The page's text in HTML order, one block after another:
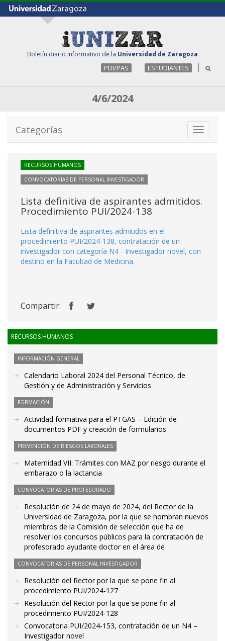
Boletín diario informativo de la Universidad de Zaragoza
PDI/PAS ESTUDIANTES
4/6/2024
Toggle
Categorías
RECURSOS HUMANOS
CONVOCATORIAS DE PERSONAL INVESTIGADOR
Lista definitiva de aspirantes admitidos.
Procedimiento PUI/2024-138
Lista definitiva de aspirantes admitidos en el
procedimiento PUI/2024-138, contratación de un
investigador con categoría N4 - Investigador novel, con
destino en la Facultad de Medicina.
Compartir:
RECURSOS HUMANOS
INFORMACIÓN GENERAL
Calendario Laboral 2024 del Personal Técnico, de
Gestión y de Administración y Servicios
FORMACIÓN
Actividad formativa para el PTGAS – Edición de
documentos PDF y creación de formularios
PREVENCIÓN DE RIESGOS LABORALES
Maternidad VII: Trámites con MAZ por riesgo durante el
embarazo o la lactancia
CONVOCATORIAS DE PROFESORADO
Resolución de 24 de mayo de 2024, del Rector de la
Universidad de Zaragoza, por la que se nombran nuevos
miembros de la Comisión de selección que ha de
resolver los concursos públicos para la contratación de
profesorado ayudante doctor en el área de
CONVOCATORIAS DE PERSONAL INVESTIGADOR
Resolución del Rector por la que se pone fin al
procedimiento PUI/2024-127
Resolución del Rector por la que se pone fin al
procedimiento PUI/2024-128
Convocatoria PUI/2024-153, contratación de un N4 –
Investigador novel